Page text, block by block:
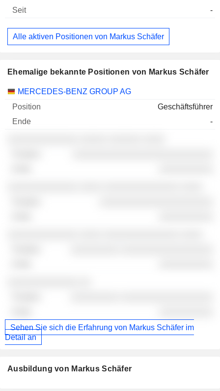
-
Alle aktiven Positionen von Markus Schäfer
Ehemalige bekannte Positionen von Markus Schäfer
Unternehmen Position Ende
MERCEDES-BENZ GROUP AG
Geschäftsführer
-
Sehen Sie sich die Erfahrung von Markus Schäfer im
Detail an
Ausbildung von Markus Schäfer